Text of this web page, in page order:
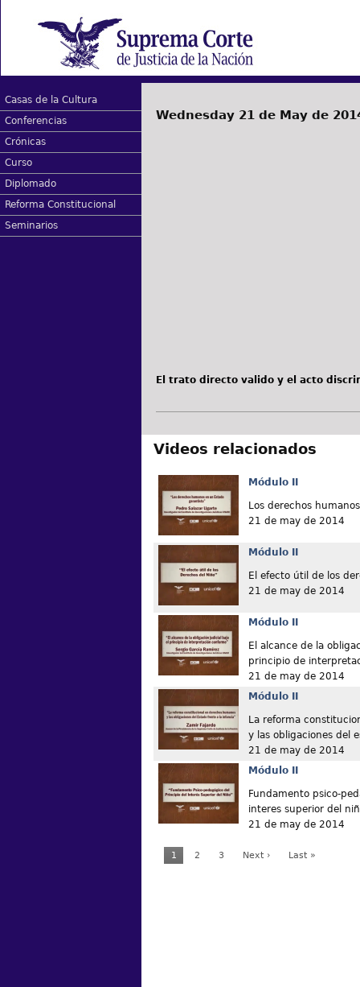
Casas de la Cultura
Conferencias
Crónicas
Curso
Diplomado
Reforma Constitucional
Seminarios
Wednesday 21 de May de
El trato directo valido y el acto
Videos relacionados
Módulo II
Los derechos
21 de may de 2014
Módulo II
El efecto útil de los
21 de may de 2014
Módulo II
El alcance de la
principio de
21 de may de 2014
Módulo II
La reforma
y las obligaciones del
21 de may de 2014
Módulo II
Fundamento psico-
interes superior del
21 de may de 2014
1 2 3 Next › Last »